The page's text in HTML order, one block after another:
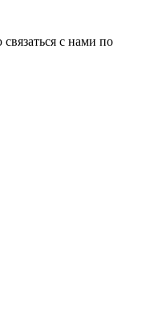
с нами по